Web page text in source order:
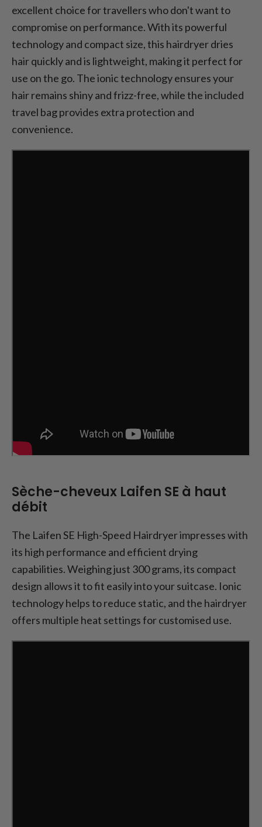
excellent choice for travellers who don't want to
compromise on performance. With its powerful
technology and compact size, this hairdryer dries
hair quickly and is lightweight, making it perfect for
use on the go. The ionic technology ensures your
hair remains shiny and frizz-free, while the included
travel bag provides extra protection and
convenience.
Sèche-cheveux Laifen SE à haut
débit
The Laifen SE High-Speed Hairdryer impresses with
its high performance and efficient drying
capabilities. Weighing just 300 grams, its compact
design allows it to fit easily into your suitcase. Ionic
technology helps to reduce static, and the hairdryer
offers multiple heat settings for customised use.